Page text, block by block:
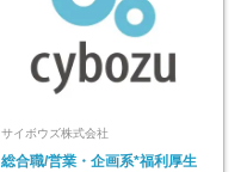
サイボウズ株式会社
総合職/営業・企画系*福利厚生